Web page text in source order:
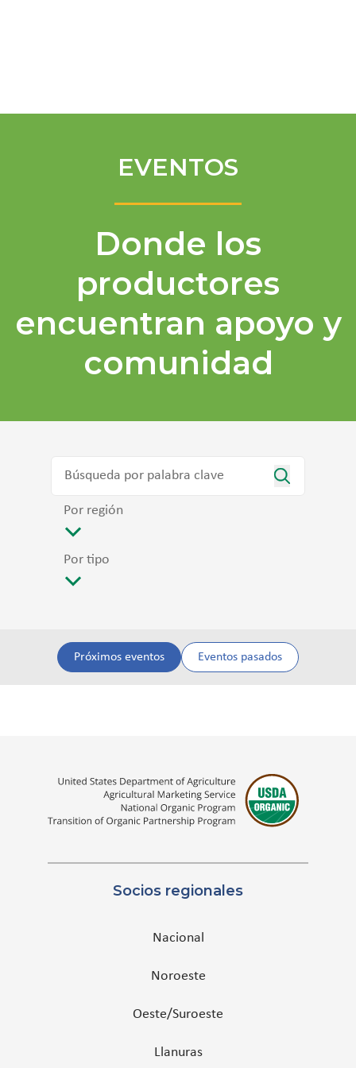
EVENTOS
Donde los
productores
encuentran apoyo y
comunidad
Por región
Por tipo
Próximos eventos Eventos pasados
Socios regionales
Nacional
Noroeste
Oeste/Suroeste
Llanuras